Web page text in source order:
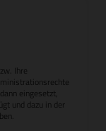
Ihre
eingesetzt,
und dazu in der